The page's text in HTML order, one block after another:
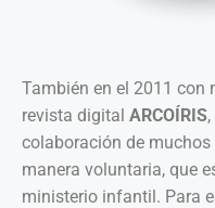
También en el 2011 con
revista digital ARCOÍRIS
colaboración de muchos
manera voluntaria, que
ministerio infantil. Para